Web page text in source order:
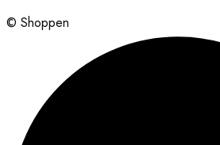
© Shoppen